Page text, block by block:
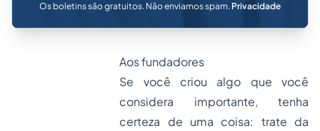
Os boletins são gratuitos. Não enviamos spam. Privacidade
Aos fundadores
Se você criou algo que você
considera importante, tenha
certeza de uma coisa: trate da